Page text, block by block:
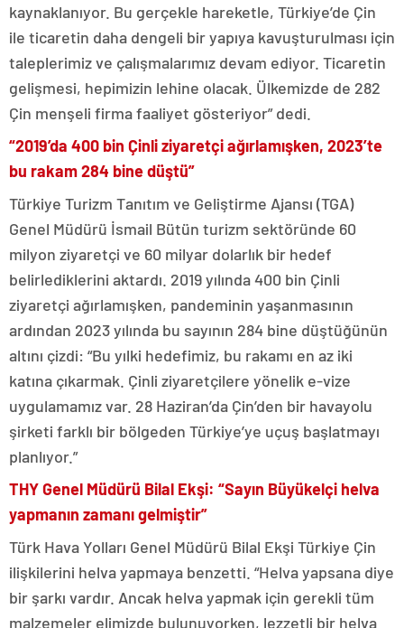
kaynaklanıyor. Bu gerçekle hareketle, Türkiye’de Çin
ile ticaretin daha dengeli bir yapıya kavuşturulması için
taleplerimiz ve çalışmalarımız devam ediyor. Ticaretin
gelişmesi, hepimizin lehine olacak. Ülkemizde de 282
Çin menşeli firma faaliyet gösteriyor” dedi.
“2019’da 400 bin Çinli ziyaretçi ağırlamışken, 2023’te
bu rakam 284 bine düştü”
Türkiye Turizm Tanıtım ve Geliştirme Ajansı (TGA)
Genel Müdürü İsmail Bütün turizm sektöründe 60
milyon ziyaretçi ve 60 milyar dolarlık bir hedef
belirlediklerini aktardı. 2019 yılında 400 bin Çinli
ziyaretçi ağırlamışken, pandeminin yaşanmasının
ardından 2023 yılında bu sayının 284 bine düştüğünün
altını çizdi: “Bu yılki hedefimiz, bu rakamı en az iki
katına çıkarmak. Çinli ziyaretçilere yönelik e-vize
uygulamamız var. 28 Haziran’da Çin’den bir havayolu
şirketi farklı bir bölgeden Türkiye’ye uçuş başlatmayı
planlıyor.”
THY Genel Müdürü Bilal Ekşi: “Sayın Büyükelçi helva
yapmanın zamanı gelmiştir”
Türk Hava Yolları Genel Müdürü Bilal Ekşi Türkiye Çin
ilişkilerini helva yapmaya benzetti. “Helva yapsana diye
bir şarkı vardır. Ancak helva yapmak için gerekli tüm
malzemeler elimizde bulunuyorken, lezzetli bir helva